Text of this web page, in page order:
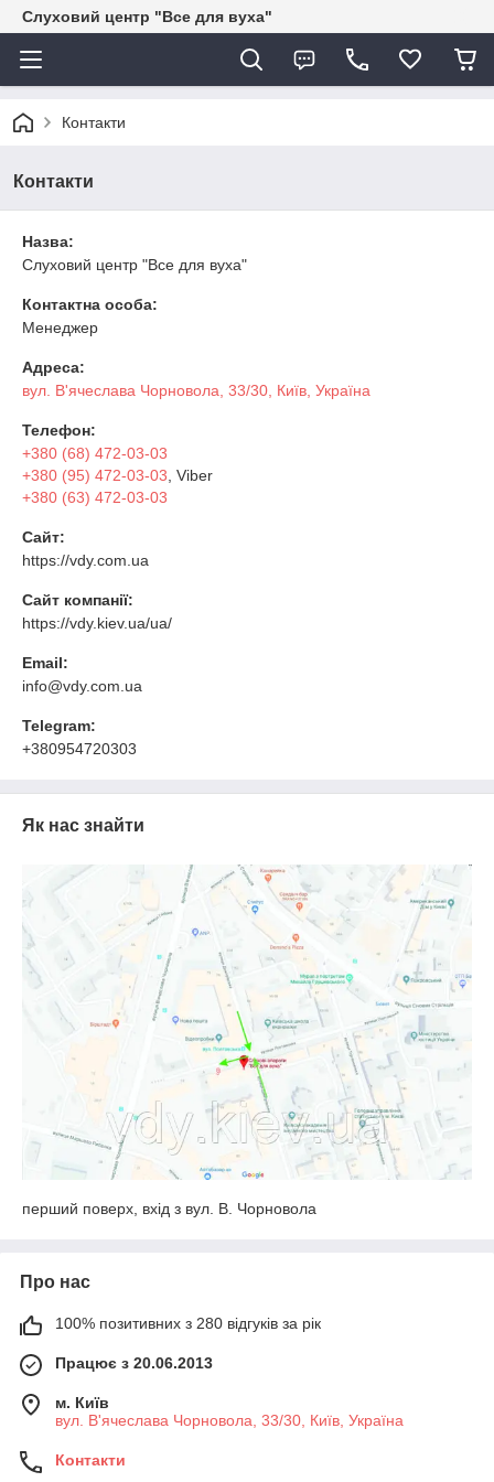
Слуховий центр "Все для вуха"
Контакти
Контакти
Назва:
Слуховий центр "Все для вуха"
Контактна особа:
Менеджер
Адреса:
вул. В'ячеслава Чорновола, 33/30, Київ, Україна
Телефон:
+380 (68) 472-03-03
+380 (95) 472-03-03 , Viber
+380 (63) 472-03-03
Сайт:
https://vdy.com.ua
Сайт компанії:
https://vdy.kiev.ua/ua/
Email:
info@vdy.com.ua
Telegram:
+380954720303
Як нас знайти
перший поверх, вхід з вул. В. Чорновола
Про нас
100% позитивних з 280 відгуків за рік
Працює з 20.06.2013
м. Київ
вул. В'ячеслава Чорновола, 33/30, Київ, Україна
Контакти